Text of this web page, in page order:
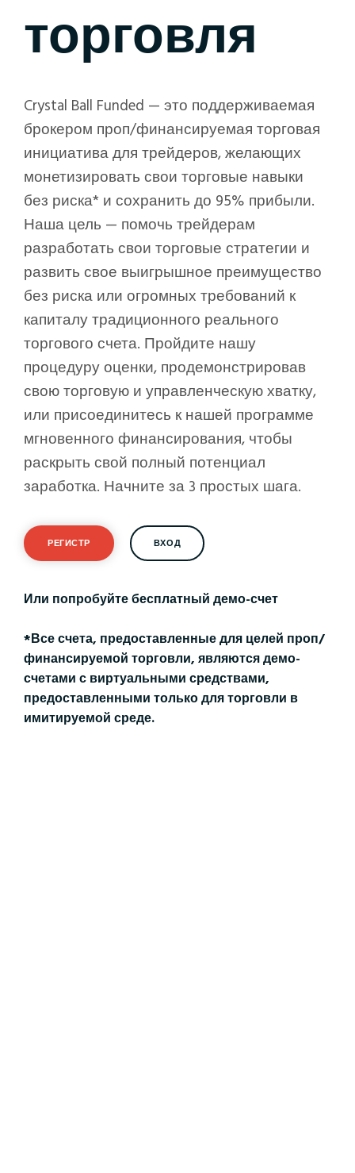
торговля
Crystal Ball Funded — это поддерживаемая
брокером проп/финансируемая торговая
инициатива для трейдеров, желающих
монетизировать свои торговые навыки
без риска* и сохранить до 95% прибыли.
Наша цель — помочь трейдерам
разработать свои торговые стратегии и
развить свое выигрышное преимущество
без риска или огромных требований к
капиталу традиционного реального
торгового счета. Пройдите нашу
процедуру оценки, продемонстрировав
свою торговую и управленческую хватку,
или присоединитесь к нашей программе
мгновенного финансирования, чтобы
раскрыть свой полный потенциал
заработка. Начните за 3 простых шага.
РЕГИСТР ВХОД
Или попробуйте бесплатный демо-счет
*Все счета, предоставленные для целей проп/
финансируемой торговли, являются демо-
счетами с виртуальными средствами,
предоставленными только для торговли в
имитируемой среде.